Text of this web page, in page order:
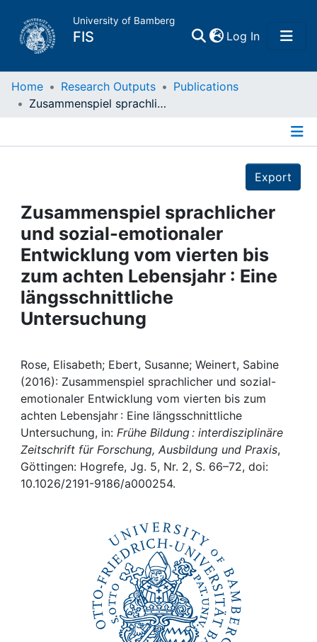
University of Bamberg
FIS Log In(current)
Home
People
Institutions
Awards
Help
Home Research Outputs
Publications
Zusammenspiel sprachlicher und sozial-emotionaler Entwicklung vom vierten bis zum achten Lebensjahr : Eine längsschnittliche Untersuchung
Export
Zusammenspiel sprachlicher
und sozial-emotionaler
Entwicklung vom vierten bis
zum achten Lebensjahr : Eine
längsschnittliche
Untersuchung
Rose, Elisabeth; Ebert, Susanne; Weinert, Sabine
(2016): Zusammenspiel sprachlicher und sozial-
emotionaler Entwicklung vom vierten bis zum
achten Lebensjahr : Eine längsschnittliche
Untersuchung, in: Frühe Bildung : interdisziplinäre
Zeitschrift für Forschung, Ausbildung und Praxis,
Göttingen: Hogrefe, Jg. 5, Nr. 2, S. 66–72, doi:
10.1026/2191-9186/a000254.